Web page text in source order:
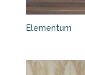
Elementum